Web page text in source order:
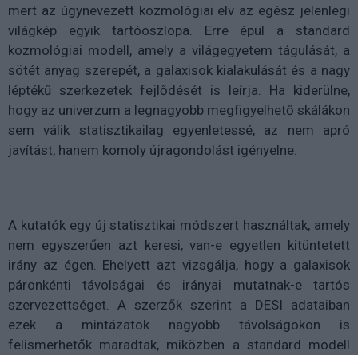
mert az úgynevezett kozmológiai elv az egész jelenlegi
világkép egyik tartóoszlopa. Erre épül a standard
kozmológiai modell, amely a világegyetem tágulását, a
sötét anyag szerepét, a galaxisok kialakulását és a nagy
léptékű szerkezetek fejlődését is leírja. Ha kiderülne,
hogy az univerzum a legnagyobb megfigyelhető skálákon
sem válik statisztikailag egyenletessé, az nem apró
javítást, hanem komoly újragondolást igényelne.
A kutatók egy új statisztikai módszert használtak, amely
nem egyszerűen azt keresi, van-e egyetlen kitüntetett
irány az égen. Ehelyett azt vizsgálja, hogy a galaxisok
páronkénti távolságai és irányai mutatnak-e tartós
szervezettséget. A szerzők szerint a DESI adataiban
ezek a mintázatok nagyobb távolságokon is
felismerhetők maradtak, miközben a standard modell